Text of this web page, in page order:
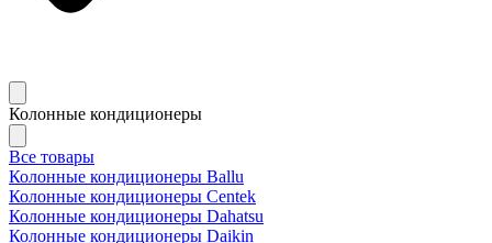
Колонные кондиционеры
Все товары
Колонные кондиционеры Ballu
Колонные кондиционеры Centek
Колонные кондиционеры Dahatsu
Колонные кондиционеры Daikin